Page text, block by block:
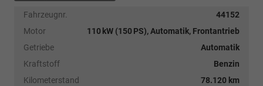
Fahrzeugnr.
44152
Motor
110 kW (150 PS), Automatik, Frontantrieb
Getriebe
Automatik
Kraftstoff
Benzin
Kilometerstand
78.120 km